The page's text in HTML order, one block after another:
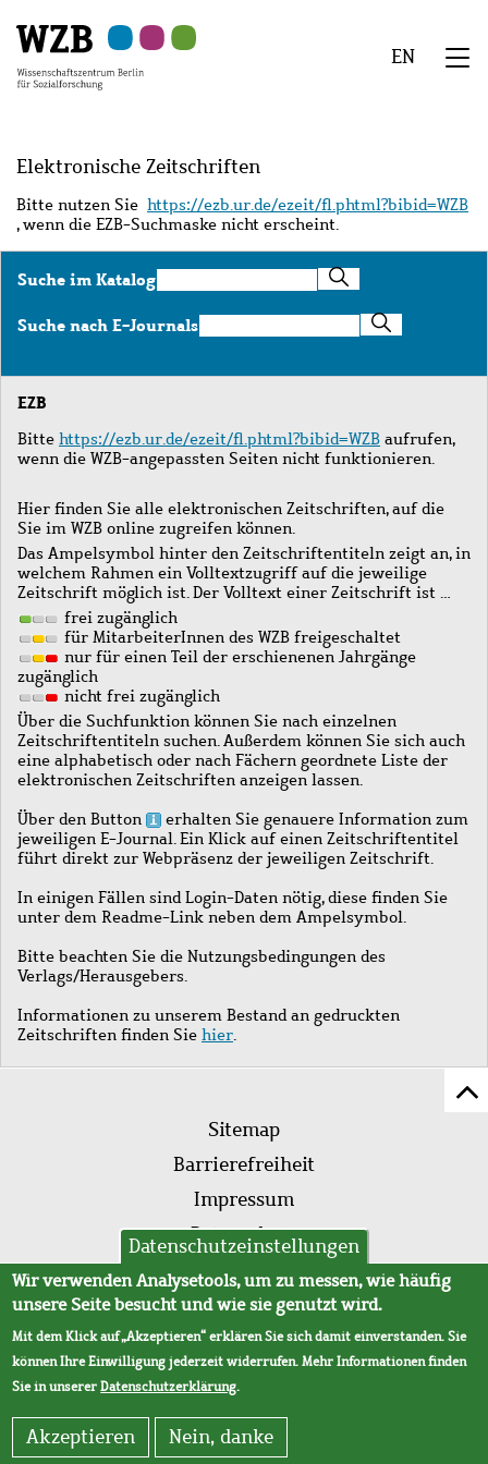
Hauptinhalt
springen
Navigation
springen
Suche
springen
Sekundärnavigation
springen
Fußzeile
springen
EN
Elektronische Zeitschriften
Bitte nutzen Sie https://ezb.ur.de/ezeit/fl.phtml?bibid=WZB
, wenn die EZB-Suchmaske nicht erscheint.
Suche im KatalogSuche
im
Katalog
Suche nach E-JournalsSuche
nach
Journals
EZB
Bitte https://ezb.ur.de/ezeit/fl.phtml?bibid=WZB aufrufen,
wenn die WZB-angepassten Seiten nicht funktionieren.
Hier finden Sie alle elektronischen Zeitschriften, auf die
Sie im WZB online zugreifen können.
Das Ampelsymbol hinter den Zeitschriftentiteln zeigt an, in
welchem Rahmen ein Volltextzugriff auf die jeweilige
Zeitschrift möglich ist. Der Volltext einer Zeitschrift ist …
frei zugänglich
für MitarbeiterInnen des WZB freigeschaltet
nur für einen Teil der erschienenen Jahrgänge
zugänglich
nicht frei zugänglich
Über die Suchfunktion können Sie nach einzelnen
Zeitschriftentiteln suchen. Außerdem können Sie sich auch
eine alphabetisch oder nach Fächern geordnete Liste der
elektronischen Zeitschriften anzeigen lassen.
Über den Button
erhalten Sie genauere Information zum
jeweiligen E-Journal. Ein Klick auf einen Zeitschriftentitel
führt direkt zur Webpräsenz der jeweiligen Zeitschrift.
In einigen Fällen sind Login-Daten nötig, diese finden Sie
unter dem Readme-Link neben dem Ampelsymbol.
Bitte beachten Sie die Nutzungsbedingungen des
Verlags/Herausgebers.
Informationen zu unserem Bestand an gedruckten
Zeitschriften finden Sie hier.
Fußleistenmenü
Sitemap
Barrierefreiheit
Impressum
Datenschutz
AVB
Datenschutzeinstellungen
Wir verwenden Analysetools, um zu messen, wie häufig
unsere Seite besucht und wie sie genutzt wird.
Mit dem Klick auf „Akzeptieren“ erklären Sie sich damit einverstanden. Sie
können Ihre Einwilligung jederzeit widerrufen. Mehr Informationen finden
Sie in unsererDatenschutzerklärung.
Akzeptieren Nein, danke